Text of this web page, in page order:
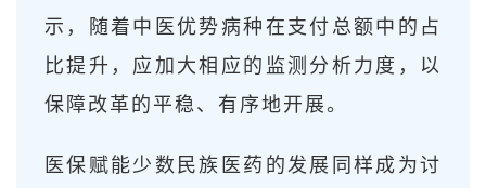
示，随着中医优势病种在支付总额中的占
比提升，应加大相应的监测分析力度，以
保障改革的平稳、有序地开展。
医保赋能少数民族医药的发展同样成为讨